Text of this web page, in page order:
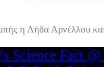
η Λήδα Αρνέλλου